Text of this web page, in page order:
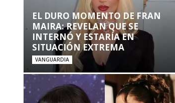
EL DURO MOMENTO DE FRAN
MAIRA: REVELAN QUE SE
INTERNÓ Y ESTARÍA EN
SITUACIÓN EXTREMA
VANGUARDIA